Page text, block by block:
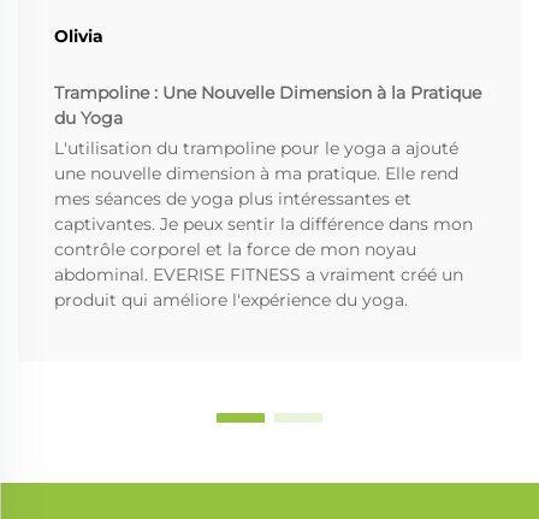
Olivia
Trampoline : Une Nouvelle Dimension à la Pratique
du Yoga
L'utilisation du trampoline pour le yoga a ajouté
une nouvelle dimension à ma pratique. Elle rend
mes séances de yoga plus intéressantes et
captivantes. Je peux sentir la différence dans mon
contrôle corporel et la force de mon noyau
abdominal. EVERISE FITNESS a vraiment créé un
produit qui améliore l'expérience du yoga.